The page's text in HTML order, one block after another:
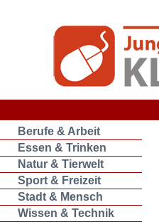
Berufe & Arbeit
Essen & Trinken
Natur & Tierwelt
Sport & Freizeit
Stadt & Mensch
Wissen & Technik